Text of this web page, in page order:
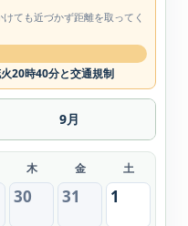
ても近づかず距離を取ってく
20時40分と交通規制
9月
木 金 土
30 31 1